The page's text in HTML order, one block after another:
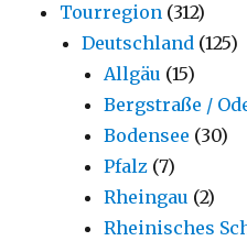
Tourregion (312)
Deutschland (125)
Allgäu (15)
Bergstraße /
Bodensee (30)
Pfalz (7)
Rheingau (2)
Rheinisches